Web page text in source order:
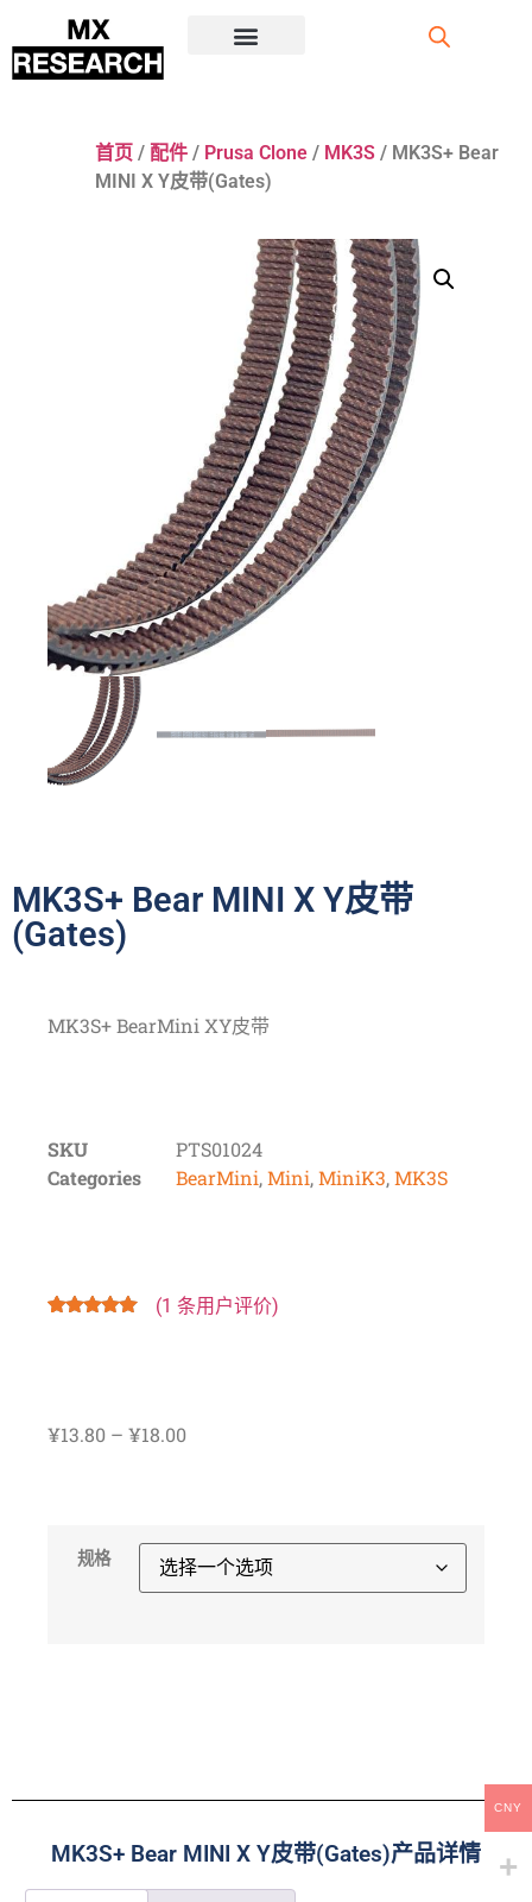
首页 / 配件 / Prusa Clone / MK3S / MK3S+ Bear
MINI X Y皮带(Gates)
MK3S+ Bear MINI X Y皮带
(Gates)
MK3S+ BearMini XY皮带
SKU
PTS01024
Categories
BearMini,Mini,MiniK3,MK3S
(1 条用户评价)
¥13.80 – ¥18.00
规格
MK3S+ Bear MINI X Y皮带(Gates)产品详情
CNY